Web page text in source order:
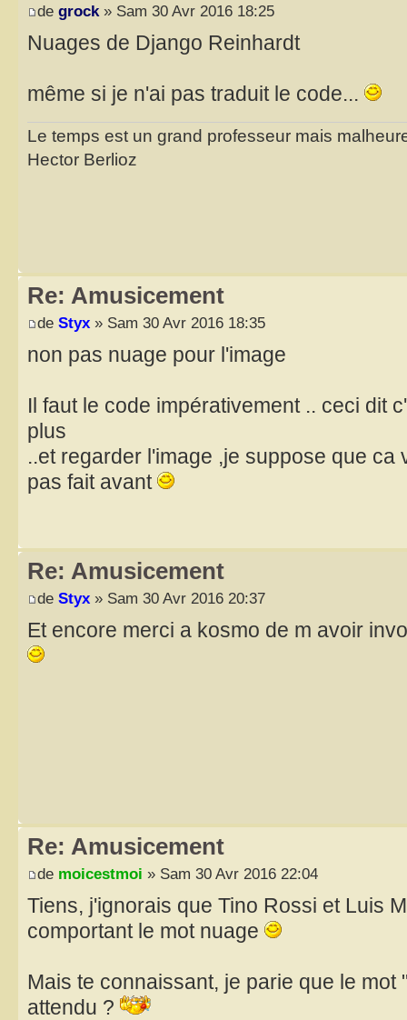
de grock » Sam 30 Avr 2016 18:25
Nuages de Django Reinhardt
même si je n'ai pas traduit le code...
Le temps est un grand professeur mais
Hector Berlioz
Re: Amusicement
de Styx » Sam 30 Avr 2016 18:35
non pas nuage pour l'image
Il faut le code impérativement .. ceci dit
plus
..et regarder l'image ,je suppose que ca
pas fait avant
Re: Amusicement
de Styx » Sam 30 Avr 2016 20:37
Et encore merci a kosmo de m avoir
Re: Amusicement
de moicestmoi » Sam 30 Avr 2016 22:04
Tiens, j'ignorais que Tino Rossi et Luis
comportant le mot nuage
Mais te connaissant, je parie que le mot
attendu ?